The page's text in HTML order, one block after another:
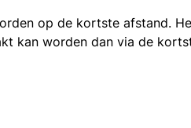
op de kortste afstand.
kan worden dan via de